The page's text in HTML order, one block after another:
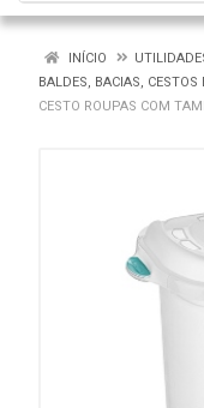
INÍCIO
BALDES, BACIAS, CESTOS
CESTO ROUPAS COM